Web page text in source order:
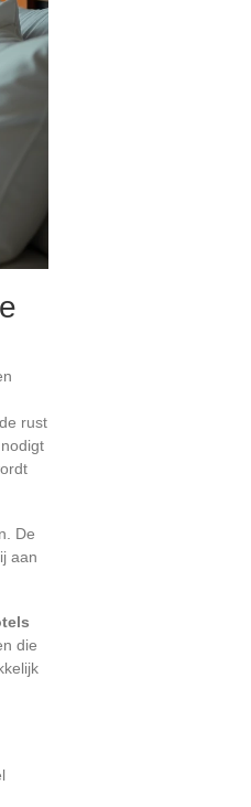
rust
De
aan
die